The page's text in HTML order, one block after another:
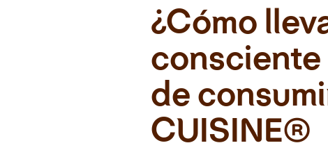
¿Cómo
consciente
de
CUISINE®